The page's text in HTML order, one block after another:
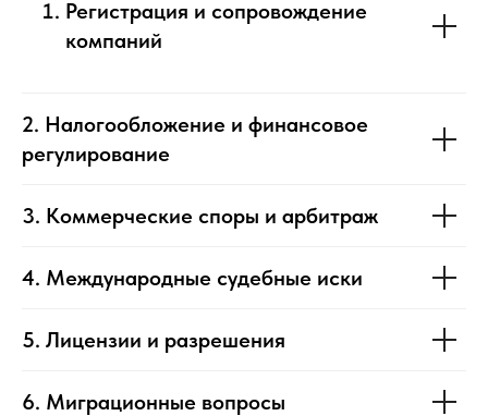
Регистрация и сопровождение
компаний
2. Налогообложение и финансовое
регулирование
3. Коммерческие споры и арбитраж
4. Международные судебные иски
5. Лицензии и разрешения
6. Миграционные вопросы